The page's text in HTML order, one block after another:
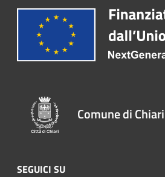
Comune di Chiari
SEGUICI SU